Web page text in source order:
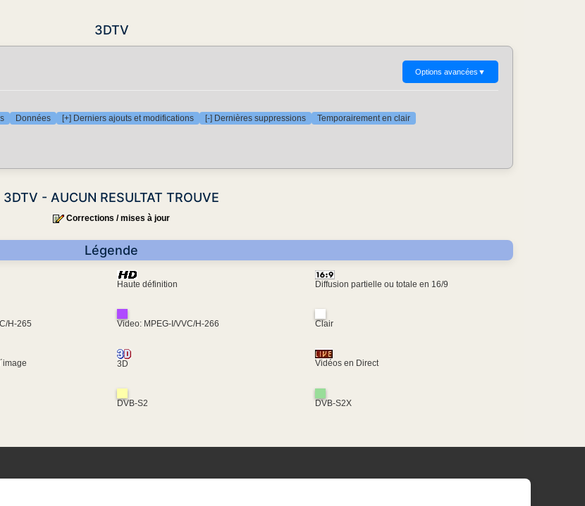
3DTV
Options avancées ▼
Données [+] Derniers ajouts et modifications [-] Dernières suppressions Temporairement en clair
3DTV - AUCUN RESULTAT TROUVE
Corrections / mises à jour
Légende
Haute définition Diffusion partielle ou totale en 16/9
H-265 Video: MPEG-I/VVC/H-266 Clair
3D Vidéos en Direct
DVB-S2 DVB-S2X